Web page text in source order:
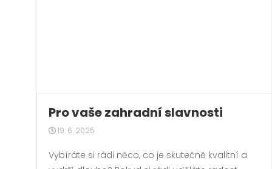
Pro vaše zahradní slavnosti
19. 6. 2025
Vybíráte si rádi něco, co je skutečně kvalitní a